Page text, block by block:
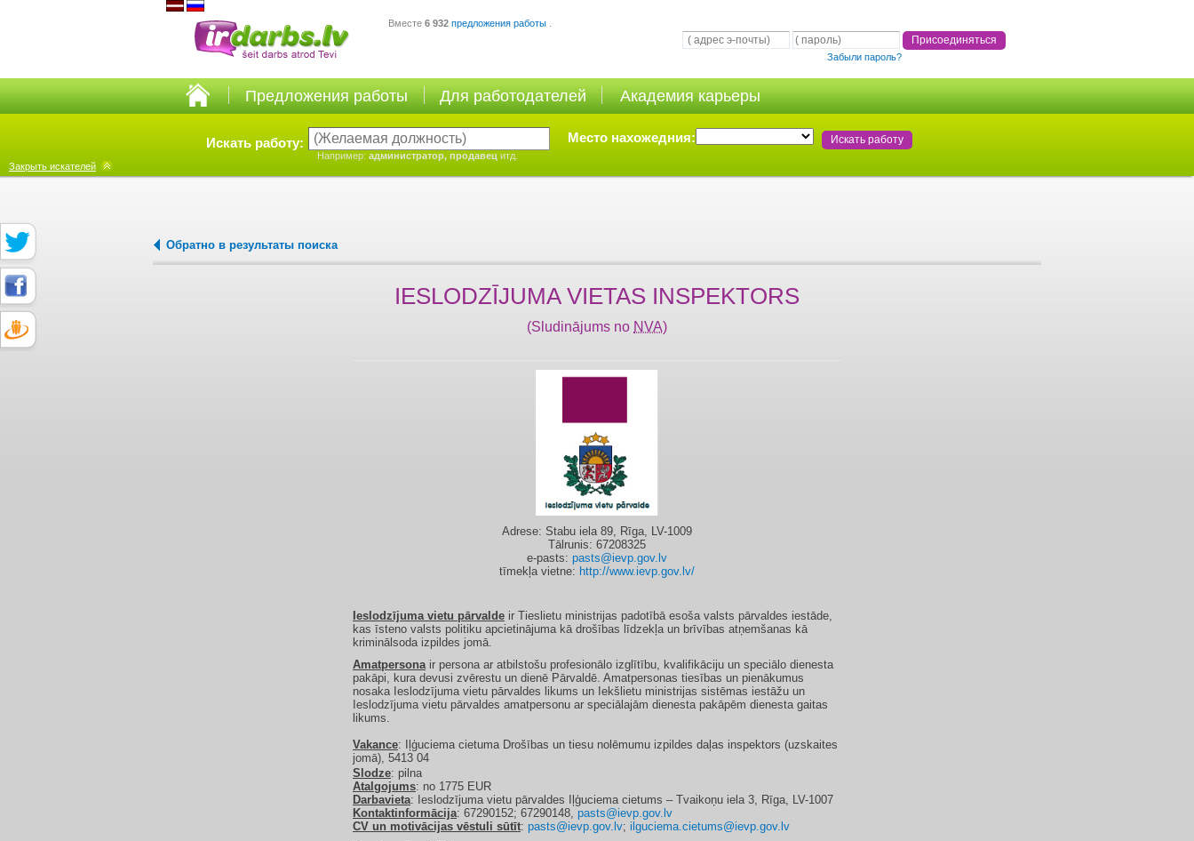
Вместе 6 932 предложения работы
Забыли пароль?
Предложения работы Для работодателей Академия карьеры
Искать работу:
Например: администратор, продавец итд.
Место нахожедния:
Закрыть искателей
Обратно в результаты поиска
IESLODZĪJUMA VIETAS INSPEKTORS
(Sludinājums no NVA)
Adrese: Stabu iela 89, Rīga, LV-1009​
Tālrunis: 67208325
e-pasts: pasts@ievp.gov.lv
tīmekļa vietne: http://www.ievp.gov.lv/
Ieslodzījuma vietu pārvalde ir Tieslietu ministrijas padotībā esoša valsts pārvaldes iestāde,
kas īsteno valsts politiku apcietinājuma kā drošības līdzekļa un brīvības atņemšanas kā
kriminālsoda izpildes jomā.
Amatpersonair persona ar atbilstošu profesionālo izglītību, kvalifikāciju un speciālo dienesta
pakāpi, kura devusi zvērestu un dienē Pārvaldē. Amatpersonas tiesības un pienākumus
nosaka Ieslodzījuma vietu pārvaldes likums un Iekšlietu ministrijas sistēmas iestāžu un
Ieslodzījuma vietu pārvaldes amatpersonu ar speciālajām dienesta pakāpēm dienesta gaitas
likums.
Vakance: Iļģuciema cietuma Drošības un tiesu nolēmumu izpildes daļas inspektors (uzskaites
jomā), 5413 04
Slodze: pilna
Atalgojums: no 1775 EUR
Darbavieta: Ieslodzījuma vietu pārvaldes Iļģuciema cietums – Tvaikoņu iela 3, Rīga, LV-1007
Kontaktinformācija: 67290152; 67290148, pasts@ievp.gov.lv
CV un motivācijas vēstuli sūtīt: pasts@ievp.gov.lv; ilguciema.cietums@ievp.gov.lv